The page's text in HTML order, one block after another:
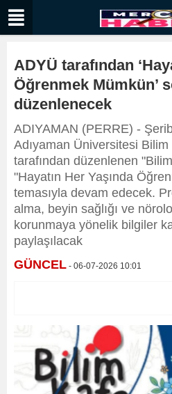
ADYÜ tarafından
Öğrenmek Mümkün’
düzenlenecek
ADIYAMAN (PERRE) -
Adıyaman Üniversitesi
tarafından düzenlenen
"Hayatın Her Yaşında
temasıyla devam edecek.
alma, beyin sağlığı ve
korunmaya yönelik bilgiler
paylaşılacak
GÜNCEL - 06-07-2026 10:01